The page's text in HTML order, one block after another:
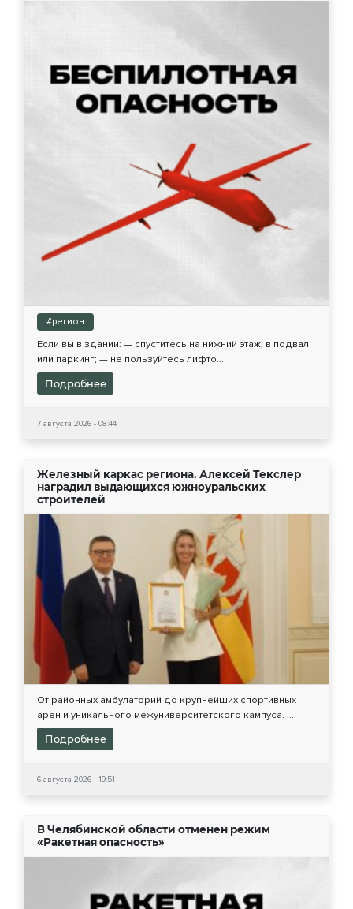
#регион
Если вы в здании: — спуститесь на нижний этаж, в подвал
или паркинг; — не пользуйтесь лифто...
Подробнее
7 августа 2026 - 08:44
Железный каркас региона. Алексей Текслер
наградил выдающихся южноуральских
строителей
От районных амбулаторий до крупнейших спортивных
арен и уникального межуниверситетского кампуса. ...
Подробнее
6 августа 2026 - 19:51
В Челябинской области отменен режим
«Ракетная опасность»